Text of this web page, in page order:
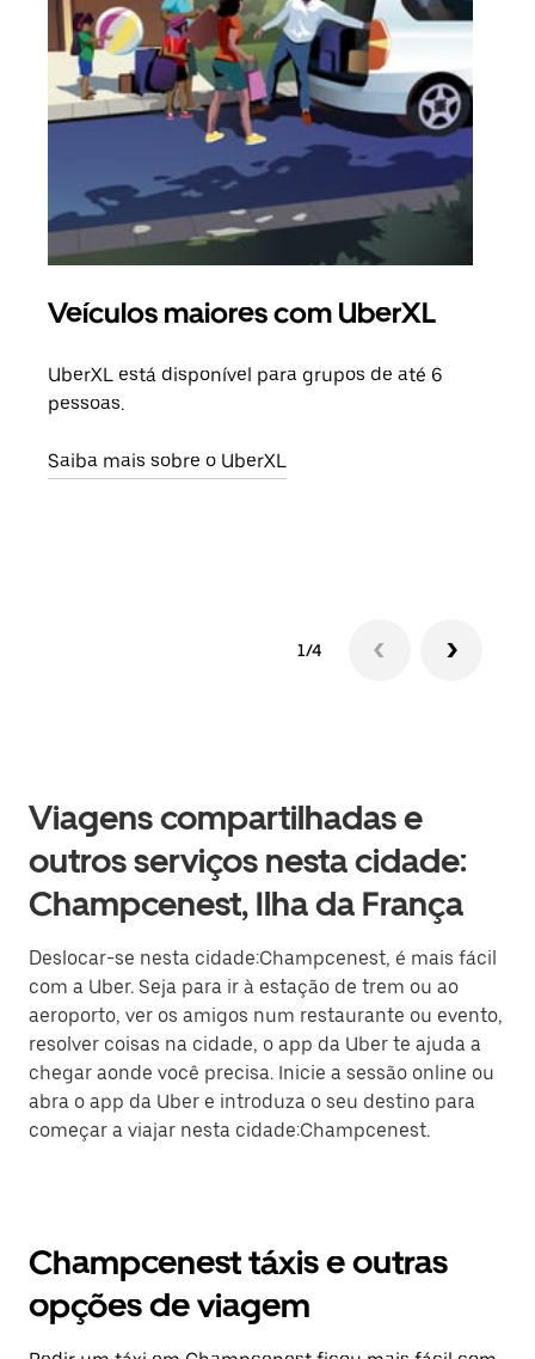
Veículos maiores com UberXL
UberXL está disponível para grupos de até 6
pessoas.
Saiba mais sobre o UberXL
1/4
Viagens compartilhadas e
outros serviços nesta cidade:
Champcenest, Ilha da França
Deslocar-se nesta cidade:Champcenest, é mais fácil
com a Uber. Seja para ir à estação de trem ou ao
aeroporto, ver os amigos num restaurante ou evento,
resolver coisas na cidade, o app da Uber te ajuda a
chegar aonde você precisa. Inicie a sessão online ou
abra o app da Uber e introduza o seu destino para
começar a viajar nesta cidade:Champcenest.
Champcenest táxis e outras
opções de viagem